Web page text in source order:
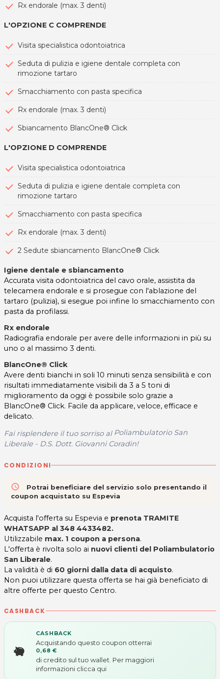
Rx endorale (max. 3 denti)
L'OPZIONE C COMPRENDE
Visita specialistica odontoiatrica
Seduta di pulizia e igiene dentale completa con
rimozione tartaro
Smacchiamento con pasta specifica
Rx endorale (max. 3 denti)
Sbiancamento BlancOne® Click
L'OPZIONE D COMPRENDE
Visita specialistica odontoiatrica
Seduta di pulizia e igiene dentale completa con
rimozione tartaro
Smacchiamento con pasta specifica
Rx endorale (max. 3 denti)
2 Sedute sbiancamento BlancOne® Click
Igiene dentale e sbiancamento
Accurata visita odontoiatrica del cavo orale, assistita da
telecamera endorale e si prosegue con l'ablazione del
tartaro (pulizia), si esegue poi infine lo smacchiamento con
pasta da profilassi.
Rx endorale
Radiografia endorale per avere delle informazioni in più su
uno o al massimo 3 denti.
BlancOne® Click
Avere denti bianchi in soli 10 minuti senza sensibilità e con
risultati immediatamente visibili da 3 a 5 toni di
miglioramento da oggi è possibile solo grazie a
BlancOne® Click. Facile da applicare, veloce, efficace e
delicato.
Fai risplendere il tuo sorriso al Poliambulatorio San
Liberale - D.S. Dott. Giovanni Coradin!
CONDIZIONI
access_time
Potrai beneficiare del servizio solo presentando il
coupon acquistato su Espevia
Acquista l'offerta su Espevia e prenota TRAMITE
WHATSAPP al 348 4433482.
Utilizzabile max. 1 coupon a persona.
L'offerta è rivolta solo ai nuovi clienti del Poliambulatorio
San Liberale.
La validità è di 60 giorni dalla data di acquisto.
Non puoi utilizzare questa offerta se hai già beneficiato di
altre offerte per questo Centro.
CASHBACK
CASHBACK
Acquistando questo coupon otterrai
0,68 €
di credito sul tuo wallet. Per maggiori
informazioni clicca qui